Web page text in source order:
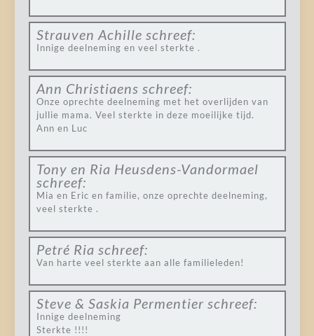
Strauven Achille schreef:
Innige deelneming en veel sterkte .
Ann Christiaens schreef:
Onze oprechte deelneming met het overlijden van
jullie mama. Veel sterkte in deze moeilijke tijd.
Ann en Luc
Tony en Ria Heusdens-Vandormael
schreef:
Mia en Eric en familie, onze oprechte deelneming,
veel sterkte .
Petré Ria schreef:
Van harte veel sterkte aan alle familieleden!
Steve & Saskia Permentier schreef:
Innige deelneming
Sterkte !!!!